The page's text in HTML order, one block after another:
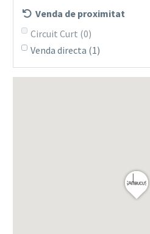
Venda de proximitat
Circuit Curt (0)
Venda directa (1)